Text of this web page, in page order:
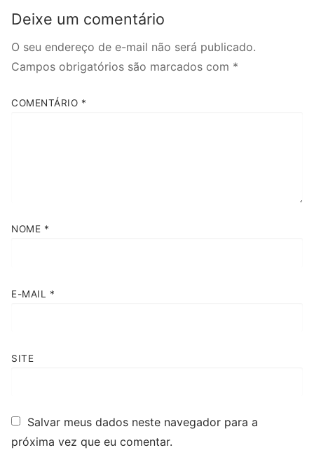
Deixe um comentário
O seu endereço de e-mail não será publicado.
Campos obrigatórios são marcados com *
COMENTÁRIO *
NOME *
E-MAIL *
SITE
Salvar meus dados neste navegador para a
próxima vez que eu comentar.